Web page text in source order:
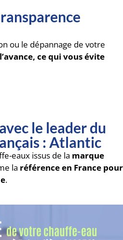
ou le dépannage de votre
ce qui vous évite
le leader du
: Atlantic
eaux issus de la marque
la référence en France pour
.